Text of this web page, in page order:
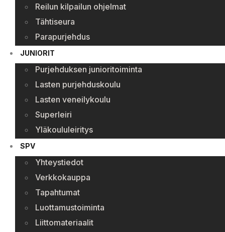
Reilun kilpailun ohjelmat
Tähtiseura
Parapurjehdus
JUNIORIT
Purjehduksen junioritoiminta
Lasten purjehduskoulu
Lasten veneilykoulu
Superleiri
Yläkoululeiritys
SPV
Yhteystiedot
Verkkokauppa
Tapahtumat
Luottamustoiminta
Liittomateriaalit